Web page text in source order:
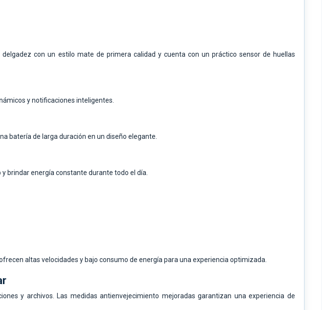
con un estilo mate de primera calidad y cuenta con un práctico sensor de huellas
y notificaciones inteligentes.
batería de larga duración en un diseño elegante.
brindar energía constante durante todo el día.
altas velocidades y bajo consumo de energía para una experiencia optimizada.
y archivos. Las medidas antienvejecimiento mejoradas garantizan una experiencia de